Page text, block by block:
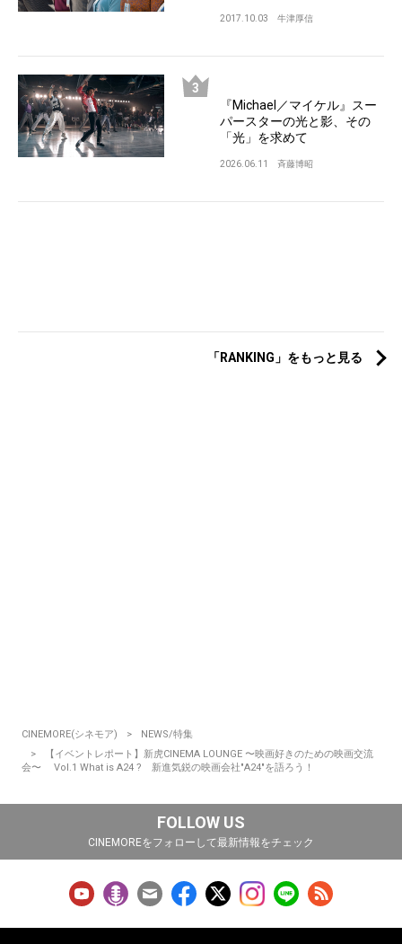
2017.10.03 牛津厚信
『Michael／マイケル』スー
パースターの光と影、その
「光」を求めて
2026.06.11 斉藤博昭
「RANKING」をもっと見る
CINEMORE(シネモア)
NEWS/特集
【イベントレポート】新虎CINEMA LOUNGE 〜映画好きのための映画交流
会〜 Vol.1 What is A24 ? 新進気鋭の映画会社"A24"を語ろう！
FOLLOW US
CINEMOREをフォローして最新情報をチェック